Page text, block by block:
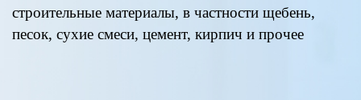
строительные материалы, в частности щебень,
песок, сухие смеси, цемент, кирпич и прочее